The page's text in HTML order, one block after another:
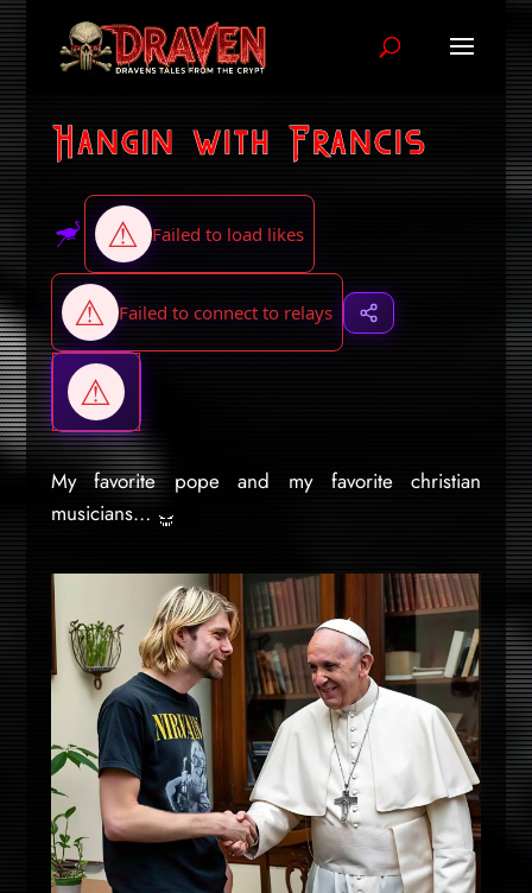
Hangin with Francis
My favorite pope and my favorite christian
musicians…